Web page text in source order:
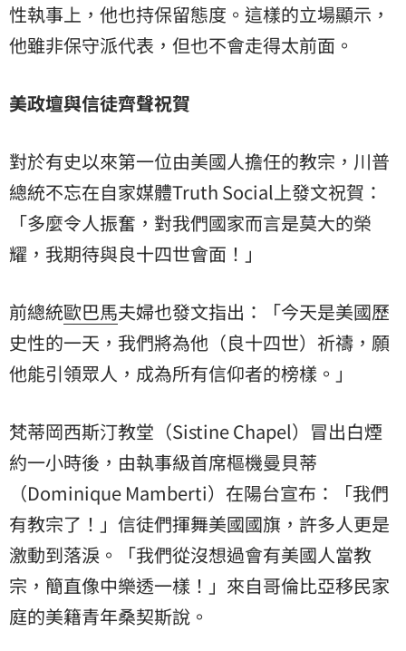
性執事上，他也持保留態度。這樣的立場顯示，
他雖非保守派代表，但也不會走得太前面。
美政壇與信徒齊聲祝賀
對於有史以來第一位由美國人擔任的教宗，川普
總統不忘在自家媒體Truth Social上發文祝賀：
「多麼令人振奮，對我們國家而言是莫大的榮
耀，我期待與良十四世會面！」
前總統歐巴馬夫婦也發文指出：「今天是美國歷
史性的一天，我們將為他（良十四世）祈禱，願
他能引領眾人，成為所有信仰者的榜樣。」
梵蒂岡西斯汀教堂（Sistine Chapel）冒出白煙
約一小時後，由執事級首席樞機曼貝蒂
（Dominique Mamberti）在陽台宣布：「我們
有教宗了！」信徒們揮舞美國國旗，許多人更是
激動到落淚。「我們從沒想過會有美國人當教
宗，簡直像中樂透一樣！」來自哥倫比亞移民家
庭的美籍青年桑契斯說。